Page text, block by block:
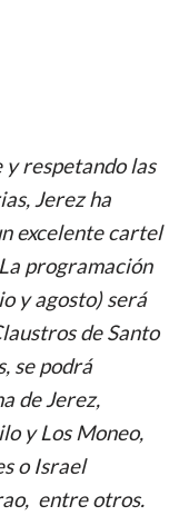
respetando las
Jerez ha
excelente cartel
programación
y agosto) será
de Santo
se podrá
de Jerez,
y Los Moneo,
o Israel
entre otros.